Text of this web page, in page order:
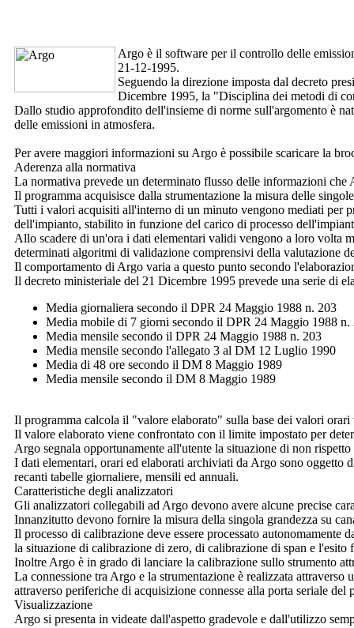
Argo è il software per il controllo delle
21-12-1995.
Seguendo la direzione imposta dal decreto
Dicembre 1995, la "Disciplina dei metodi di
Dallo studio approfondito dell'insieme di norme sull'argomento è
delle emissioni in atmosfera.
Per avere maggiori informazioni su Argo è possibile scaricare la
Aderenza alla normativa
La normativa prevede un determinato flusso delle informazioni che
Il programma acquisisce dalla strumentazione la misura delle
Tutti i valori acquisiti all'interno di un minuto vengono mediati per
dell'impianto, stabilito in funzione del carico di processo
Allo scadere di un'ora i dati elementari validi vengono a loro volta
determinati algoritmi di validazione comprensivi della valutazione
Il comportamento di Argo varia a questo punto secondo
Il decreto ministeriale del 21 Dicembre 1995 prevede una serie di
Media giornaliera secondo il DPR 24 Maggio 1988 n. 203
Media mobile di 7 giorni secondo il DPR 24 Maggio 1988 n.
Media mensile secondo il DPR 24 Maggio 1988 n. 203
Media mensile secondo l'allegato 3 al DM 12 Luglio 1990
Media di 48 ore secondo il DM 8 Maggio 1989
Media mensile secondo il DM 8 Maggio 1989
Il programma calcola il "valore elaborato" sulla base dei valori
Il valore elaborato viene confrontato con il limite impostato per
Argo segnala opportunamente all'utente la situazione di non
I dati elementari, orari ed elaborati archiviati da Argo sono oggetto
recanti tabelle giornaliere, mensili ed annuali.
Caratteristiche degli analizzatori
Gli analizzatori collegabili ad Argo devono avere alcune precise
Innanzitutto devono fornire la misura della singola grandezza su
Il processo di calibrazione deve essere processato autonomamente
la situazione di calibrazione di zero, di calibrazione di span e l'esito
Inoltre Argo è in grado di lanciare la calibrazione sullo strumento
La connessione tra Argo e la strumentazione è realizzata
attraverso periferiche di acquisizione connesse alla porta seriale del
Visualizzazione
Argo si presenta in videate dall'aspetto gradevole e dall'utilizzo